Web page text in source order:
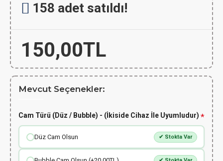
150,00TL
158 adet satıldı!
Mevcut Seçenekler:
Cam Türü (Düz / Bubble) - (İkiside Cihaz İle Uyumludur)
Düz Cam Olsun ✔ Stokta Var